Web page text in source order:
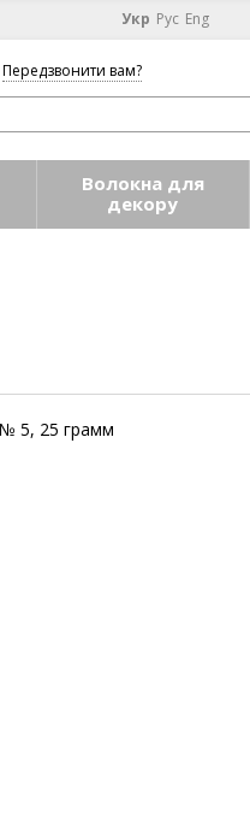
Укр Рус Eng
Передзвонити вам?
Волокна для
декору